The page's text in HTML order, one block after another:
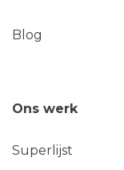
Blog
Ons werk
Superlijst